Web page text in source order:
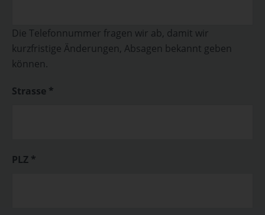
Die Telefonnummer fragen wir ab, damit wir
kurzfristige Änderungen, Absagen bekannt geben
können.
Strasse *
PLZ *